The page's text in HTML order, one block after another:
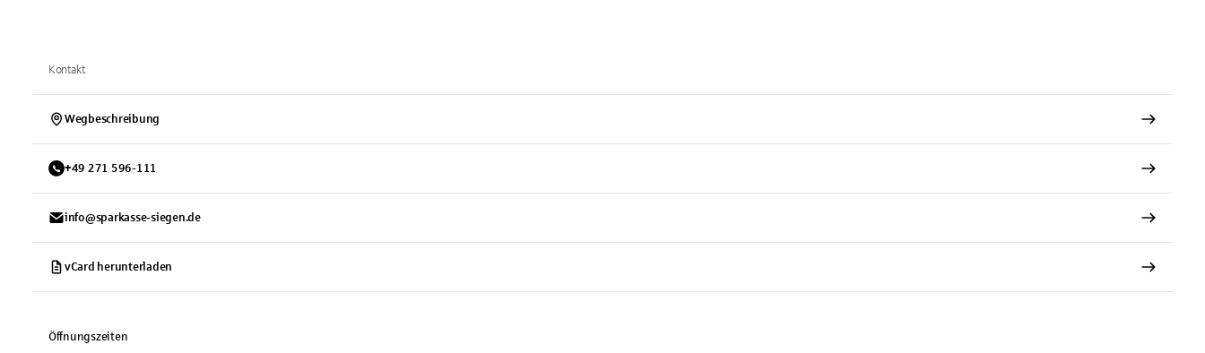
Kontakt
Wegbeschreibung
+49 271 596-111
info@sparkasse-siegen.de
vCard herunterladen
Öffnungszeiten